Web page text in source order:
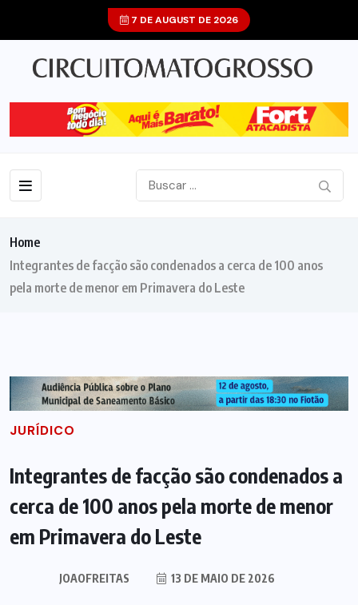
7 DE AUGUST DE 2026
Home
Integrantes de facção são condenados a cerca de 100 anos
pela morte de menor em Primavera do Leste
JURÍDICO
Integrantes de facção são condenados a
cerca de 100 anos pela morte de menor
em Primavera do Leste
JOAOFREITAS 13 DE MAIO DE 2026